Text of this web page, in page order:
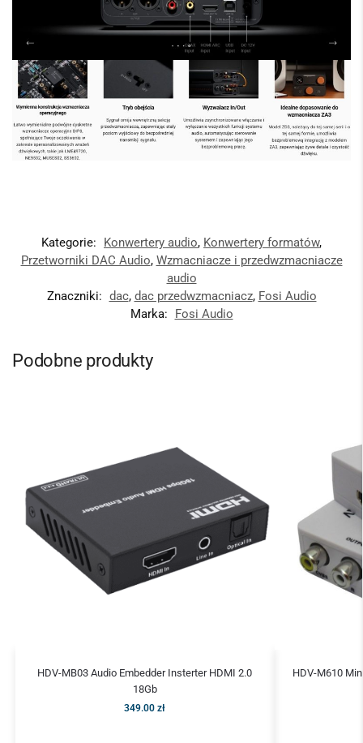
Kategorie: Konwertery audio, Konwertery formatów,
Przetworniki DAC Audio, Wzmacniacze i przedwzmacniacze
audio
Znaczniki: dac, dac przedwzmacniacz, Fosi Audio
Marka:
Fosi Audio
Podobne produkty
HDV-MB03 Audio Embedder Insterter HDMI 2.0
18Gb
349.00zł
HDV-M610